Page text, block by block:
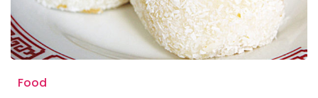
Food